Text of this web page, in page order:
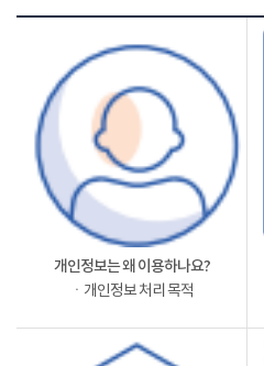
개인정보는 왜 이용하나요?
ㆍ개인정보 처리 목적